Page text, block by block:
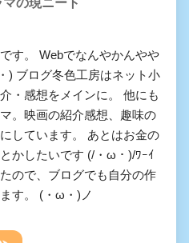
の現ニート
す。 Webでなんやかんやや
) ブログ冬色工房はネット小
・感想をメインに。 他にも
。映画の紹介感想、趣味の
しています。 あとはお金の
かしたいです (/・ω・)/ﾜｰｲ
ので、ブログでも自分の作
す。 (・ω・)ノ